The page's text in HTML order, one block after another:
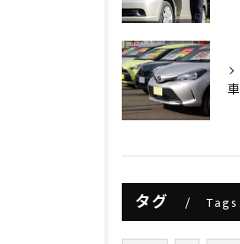
タグ Tags